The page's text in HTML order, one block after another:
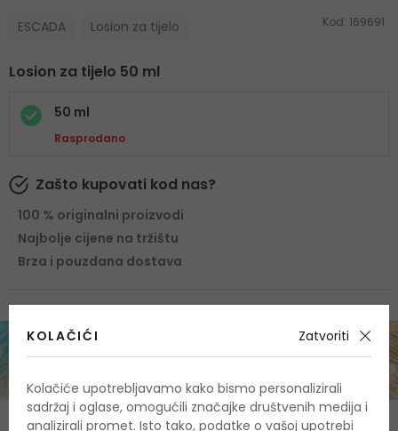
ESCADA Losion za tijelo Kod: 169691
Losion za tijelo 50 ml
50 ml
Rasprodano
Zašto kupovati kod nas?
100 % originalni proizvodi
Najbolje cijene na tržištu
Brza i pouzdana dostava
KOLAČIĆI Zatvoriti
Kolačiće upotrebljavamo kako bismo personalizirali
sadržaj i oglase, omogućili značajke društvenih medija i
analizirali promet. Isto tako, podatke o vašoj upotrebi